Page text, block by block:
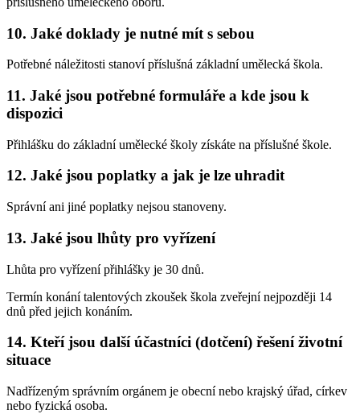
10. Jaké doklady je nutné mít s sebou
Potřebné náležitosti stanoví příslušná základní umělecká škola.
11. Jaké jsou potřebné formuláře a kde jsou k
dispozici
Přihlášku do základní umělecké školy získáte na příslušné škole.
12. Jaké jsou poplatky a jak je lze uhradit
Správní ani jiné poplatky nejsou stanoveny.
13. Jaké jsou lhůty pro vyřízení
Lhůta pro vyřízení přihlášky je 30 dnů.
Termín konání talentových zkoušek škola zveřejní nejpozději 14
dnů před jejich konáním.
14. Kteří jsou další účastníci (dotčení) řešení životní
situace
Nadřízeným správním orgánem je obecní nebo krajský úřad, církev
nebo fyzická osoba.